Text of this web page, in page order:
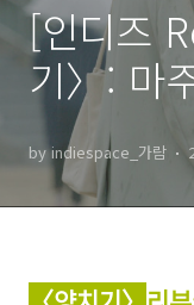
[인디즈
기〉: 마
by indiespace_가람